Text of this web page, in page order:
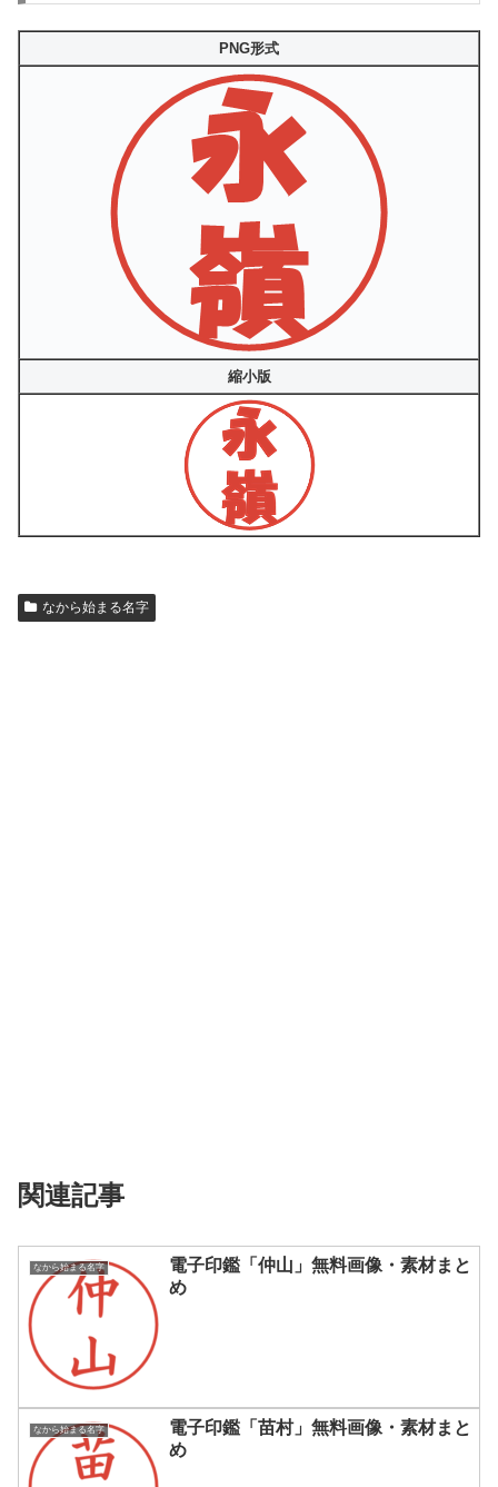
PNG形式
縮小版
なから始まる名字
関連記事
なから始まる名字
電子印鑑「仲山」無料画像・素材まと
め
なから始まる名字
電子印鑑「苗村」無料画像・素材まと
め